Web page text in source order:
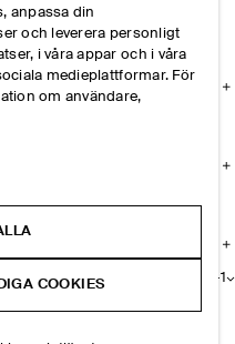
+1
anpassa din
och leverera personligt
i våra appar och i våra
medieplattformar. För
om användare,
COOKIES